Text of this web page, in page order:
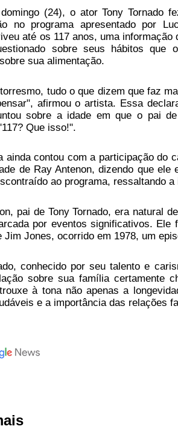
(24), o ator Tony Tornado
no programa apresentado por
até os 117 anos, uma
sobre seus hábitos que
sua alimentação.
tudo o que dizem que faz
afirmou o artista. Essa
sobre a idade em que o pai
Que isso!".
ainda contou com a participação do
de Ray Antenon, dizendo que
ao programa, ressaltando
pai de Tony Tornado, era natural
por eventos significativos.
Jim Jones, ocorrido em 1978, um
conhecido por seu talento e
sobre sua família certamente
à tona não apenas a
e a importância das relações